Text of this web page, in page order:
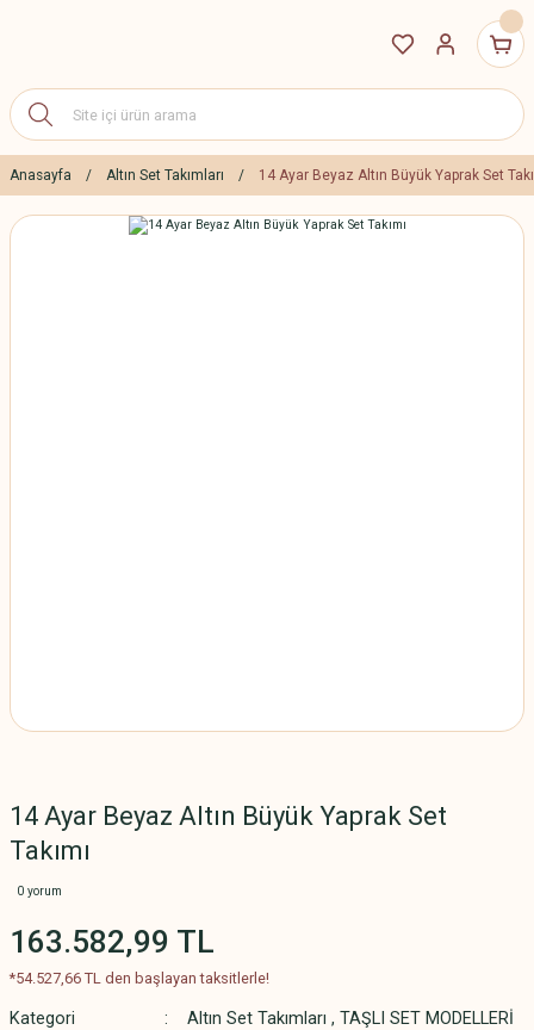
Anasayfa Altın Set Takımları 14 Ayar Beyaz Altın Büyük Yaprak Set
14 Ayar Beyaz Altın Büyük Yaprak Set
Takımı
0 yorum
163.582,99 TL
*54.527,66 TL den başlayan taksitlerle!
Kategori Altın Set Takımları , TAŞLI SET MODELLERİ